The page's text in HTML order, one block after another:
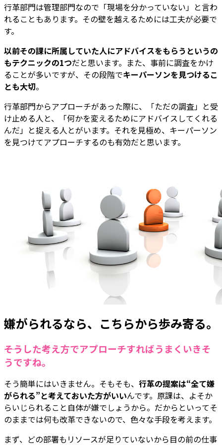
行革部門は管理部門なので「現場を分かっていない」と言わ
れることもあります。その壁を越えるためには工夫が必要で
す。
以前その課に所属していた人にアドバイスをもらうというの
もテクニックの1つだと思います。また、事前に調査をかけ
ることが多いですが、その段階でキーパーソンを見つけるこ
とも大切。
行革部門からアプローチがあった際に、「ただの調査」と受
け止める人と、「何かを変えるためにアドバイスしてくれる
んだ」と捉える人とがいます。それを見極め、キーパーソン
を見つけてアプローチするのも有効だと思います。
嫌がられるなら、こちらから歩み寄る。
――そうした考え方でアプローチすればうまくいきそ
うですね。
そう簡単にはいきません。そもそも、 行革の提案は“全て嫌
がられる”と考えておいた方がいいんです。原課は、よそか
らいじられること自体が嫌でしょうから。だからといってそ
のままでは何も改革できないので、色々な手段を考えます。
まず、どの部署もリソースが足りていないから目の前の仕事